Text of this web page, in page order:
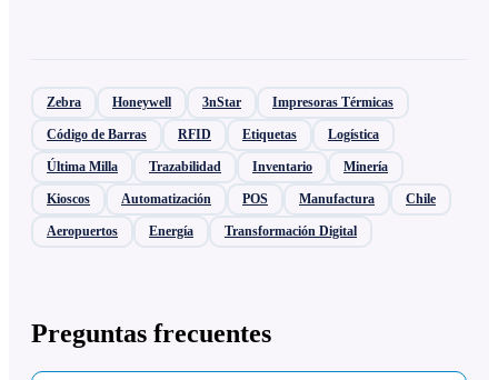
Zebra Honeywell 3nStar Impresoras Térmicas
Código de Barras RFID Etiquetas Logística
Última Milla Trazabilidad Inventario Minería
Kioscos Automatización POS Manufactura Chile
Aeropuertos Energía Transformación Digital
Preguntas frecuentes